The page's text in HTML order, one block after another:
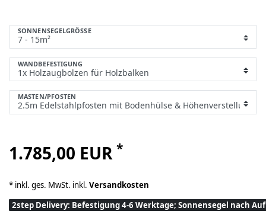
SONNENSEGELGRÖSSE
WANDBEFESTIGUNG
MASTEN/PFOSTEN
1.785,00 EUR *
* inkl. ges. MwSt. inkl. Versandkosten
2step Delivery: Befestigung 4-6 Werktage; Sonnensegel nach